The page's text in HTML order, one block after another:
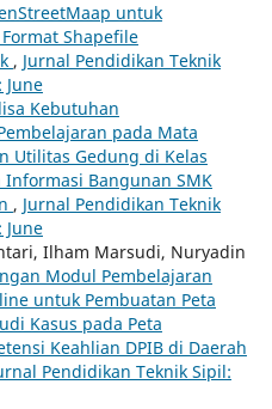
untuk
Shapefile
, Jurnal Pendidikan Teknik
June
Kebutuhan
pada Mata
Utilitas Gedung di Kelas
Bangunan SMK
, Jurnal Pendidikan Teknik
June
Ilham Marsudi, Nuryadin
Modul Pembelajaran
untuk Pembuatan Peta
Kasus pada Peta
Keahlian DPIB di Daerah
Pendidikan Teknik Sipil: